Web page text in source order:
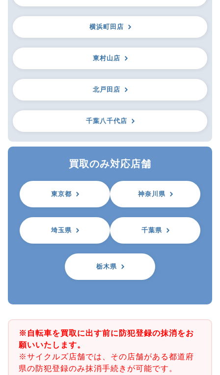
横浜町田店
東村山店
北戸田店
千葉八千代店
買取のみ対応店舗
東京都 神奈川県
埼玉県 千葉県
栃木県
※自転車を買取に出す前に防犯登録の抹消をお
願いいたします。
※サイクルズ店舗では、その店舗がある都道府
県の防犯登録のみ抹消手続きが可能です。